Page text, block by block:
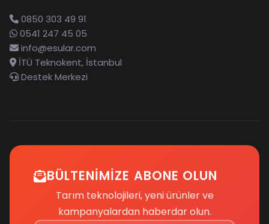
0850 303 49 91
0541 247 45 05
info@esular.com
İTÜ Teknokent, İstanbul
Destek Merkezi
BÜLTENIMIZE ABONE OLUN
Tarım teknolojileri, yeni ürünler ve
kampanyalardan haberdar olun.